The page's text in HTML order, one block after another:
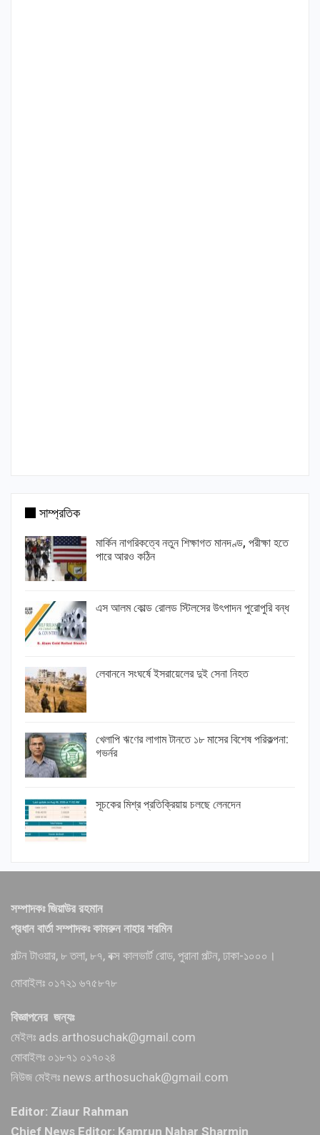
সাম্প্রতিক
মার্কিন নাগরিকত্বে নতুন শিক্ষাগত মানদণ্ড, পরীক্ষা হতে
পারে আরও কঠিন
এস আলম কোল্ড রোলড স্টিলসের উৎপাদন পুরোপুরি বন্ধ
লেবাননে সংঘর্ষে ইসরায়েলের দুই সেনা নিহত
খেলাপি ঋণের লাগাম টানতে ১৮ মাসের বিশেষ পরিকল্পনা:
গভর্নর
সূচকের মিশ্র প্রতিক্রিয়ায় চলছে লেনদেন
সম্পাদকঃ জিয়াউর রহমান
প্রধান বার্তা সম্পাদকঃ কামরুন নাহার শরমিন
পল্টন টাওয়ার, ৮ তলা, ৮৭, বক্স কালভার্ট রোড, পুরানা পল্টন, ঢাকা-১০০০।
মোবাইলঃ ০১৭২১ ৬৭৫৮৭৮
বিজ্ঞাপনের জন্যঃ
মেইলঃ ads.arthosuchak@gmail.com
মোবাইলঃ ০১৮৭১ ০১৭০২৪
নিউজ মেইলঃ news.arthosuchak@gmail.com
Editor: Ziaur Rahman
Chief News Editor: Kamrun Nahar Sharmin